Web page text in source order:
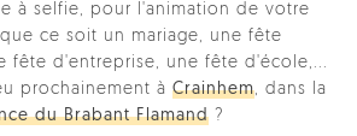
à selfie, pour l'animation de votre
ce soit un mariage, une fête
fête d'entreprise, une fête d'école,...
prochainement à Crainhem, dans la
du Brabant Flamand?